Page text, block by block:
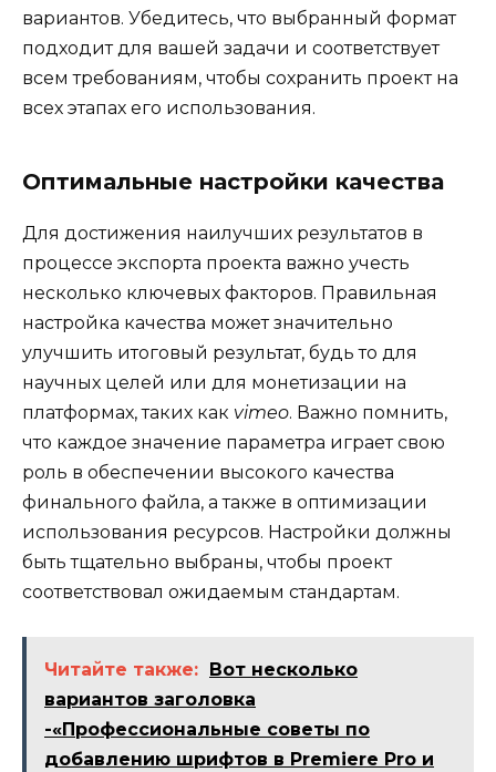
вариантов. Убедитесь, что выбранный формат
подходит для вашей задачи и соответствует
всем требованиям, чтобы сохранить проект на
всех этапах его использования.
Оптимальные настройки качества
Для достижения наилучших результатов в
процессе экспорта проекта важно учесть
несколько ключевых факторов. Правильная
настройка качества может значительно
улучшить итоговый результат, будь то для
научных целей или для монетизации на
платформах, таких как vimeo. Важно помнить,
что каждое значение параметра играет свою
роль в обеспечении высокого качества
финального файла, а также в оптимизации
использования ресурсов. Настройки должны
быть тщательно выбраны, чтобы проект
соответствовал ожидаемым стандартам.
Читайте также: Вот несколько
вариантов заголовка
-«Профессиональные советы по
добавлению шрифтов в Premiere Pro и